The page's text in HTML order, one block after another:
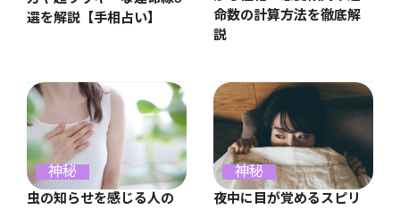
選を解説【手相占い】
命数の計算方法を徹底解
説
神秘
虫の知らせを感じる人の
神秘
夜中に目が覚めるスピリ